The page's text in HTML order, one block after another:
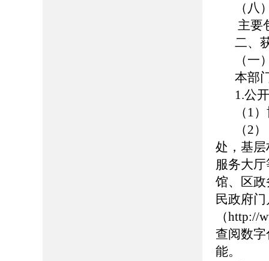
（八
主要
二、
（一
本部
1.公
（1
（2
处，基
服务大
馆、区
民政府
（http://
查阅数
能。